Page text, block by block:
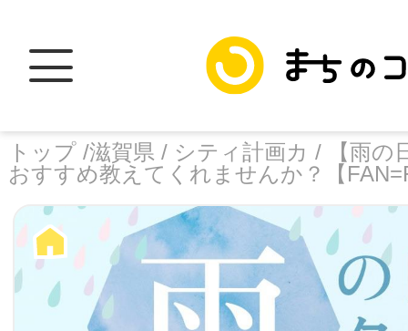
トップ /滋賀県 / シティ計画カ /
【雨
おすすめ教えてくれませんか？【
facebook トップ